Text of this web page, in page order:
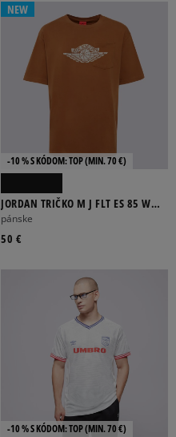
NEW
-10 % S KÓDOM: TOP (MIN. 70 €)
JORDAN TRIČKO M J FLT ES 85 W
PKT SS CRW
pánske
50 €
-10 % S KÓDOM: TOP (MIN. 70 €)